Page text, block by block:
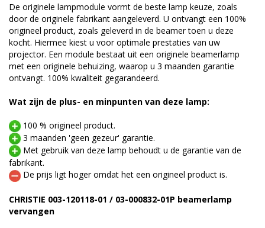
De originele lampmodule vormt de beste lamp keuze, zoals
door de originele fabrikant aangeleverd. U ontvangt een 100%
origineel product, zoals geleverd in de beamer toen u deze
kocht. Hiermee kiest u voor optimale prestaties van uw
projector. Een module bestaat uit een originele beamerlamp
met een originele behuizing, waarop u 3 maanden garantie
ontvangt. 100% kwaliteit gegarandeerd.
Wat zijn de plus- en minpunten van deze lamp:
100 % origineel product.
3 maanden 'geen gezeur' garantie.
Met gebruik van deze lamp behoudt u de garantie van de
fabrikant.
De prijs ligt hoger omdat het een origineel product is.
CHRISTIE 003-120118-01 / 03-000832-01P beamerlamp
vervangen